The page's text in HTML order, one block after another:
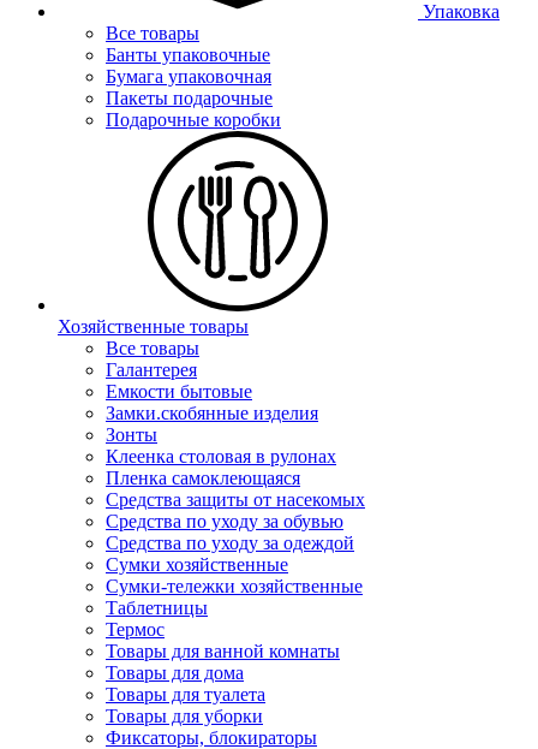
Упаковка
Все товары
Банты упаковочные
Бумага упаковочная
Пакеты подарочные
Подарочные коробки
Хозяйственные товары
Все товары
Галантерея
Емкости бытовые
Замки.скобянные изделия
Зонты
Клеенка столовая в рулонах
Пленка самоклеющаяся
Средства защиты от насекомых
Средства по уходу за обувью
Средства по уходу за одеждой
Сумки хозяйственные
Сумки-тележки хозяйственные
Таблетницы
Термос
Товары для ванной комнаты
Товары для дома
Товары для туалета
Товары для уборки
Фиксаторы, блокираторы